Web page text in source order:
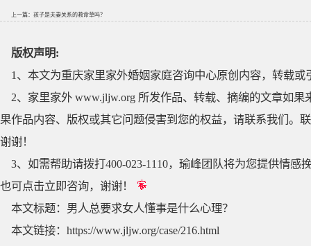
上一篇： 孩子是夫妻关系的救命草吗？
版权声明:
1、本文为重庆家里家外婚姻家庭咨询中心原创内容，转载
2、家里家外 www.jljw.org 所发作品、转载、摘编的文章如
果作品内容、版权或其它问题侵害到您的权益，请联系我们。
谢谢！
3、如需帮助请拨打400-023-1110，瑜峰团队将为您提供情
也可点击立即咨询，谢谢！
本文标题： 男人总要求女人懂事是什么心理？
本文链接： https://www.jljw.org/case/216.html